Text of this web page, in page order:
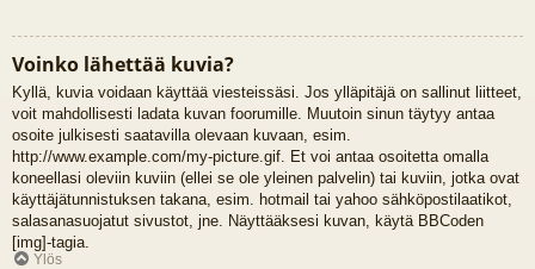
Voinko lähettää kuvia?
Kyllä, kuvia voidaan käyttää viesteissäsi. Jos ylläpitäjä on sallinut liitteet,
voit mahdollisesti ladata kuvan foorumille. Muutoin sinun täytyy antaa
osoite julkisesti saatavilla olevaan kuvaan, esim.
http://www.example.com/my-picture.gif. Et voi antaa osoitetta omalla
koneellasi oleviin kuviin (ellei se ole yleinen palvelin) tai kuviin, jotka ovat
käyttäjätunnistuksen takana, esim. hotmail tai yahoo sähköpostilaatikot,
salasanasuojatut sivustot, jne. Näyttääksesi kuvan, käytä BBCoden
[img]-tagia.
Ylös